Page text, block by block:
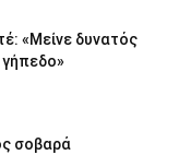
«Μείνε δυνατός
σοβαρά